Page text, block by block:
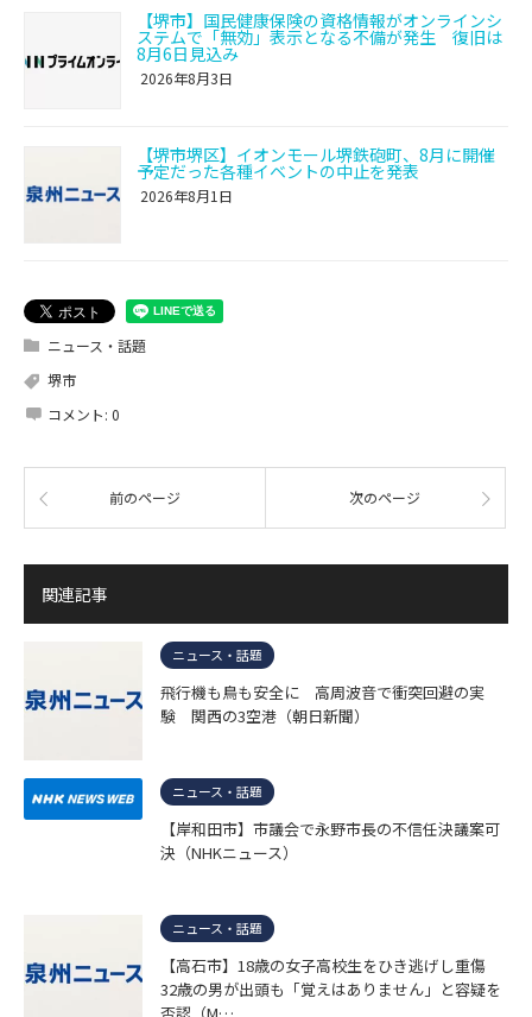
【堺市】国民健康保険の資格情報がオンラインシ
ステムで「無効」表示となる不備が発生 復旧は
8月6日見込み
2026年8月3日
【堺市堺区】イオンモール堺鉄砲町、8月に開催
予定だった各種イベントの中止を発表
2026年8月1日
ニュース・話題
堺市
コメント: 0
前のページ 次のページ
関連記事
ニュース・話題
飛行機も鳥も安全に 高周波音で衝突回避の実
験 関西の3空港（朝日新聞）
ニュース・話題
【岸和田市】市議会で永野市長の不信任決議案可
決（NHKニュース）
ニュース・話題
【高石市】18歳の女子高校生をひき逃げし重傷
32歳の男が出頭も「覚えはありません」と容疑を